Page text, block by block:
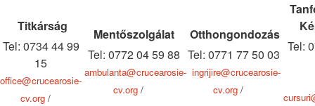
Titkárság
Tel: 0734 44 99
15
office@crucearosie-
cv.org/
Mentőszolgálat
Tel: 0772 04 59 88
ambulanta@crucearosie-
cv.org /
Otthongondozás
Tel: 0771 77 50 03
ingrijire@crucearosie-
cv.org/
Tel:
cursuri